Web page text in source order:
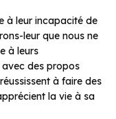
à leur incapacité de
leur que nous ne
à leurs
des propos
à faire des
la vie à sa